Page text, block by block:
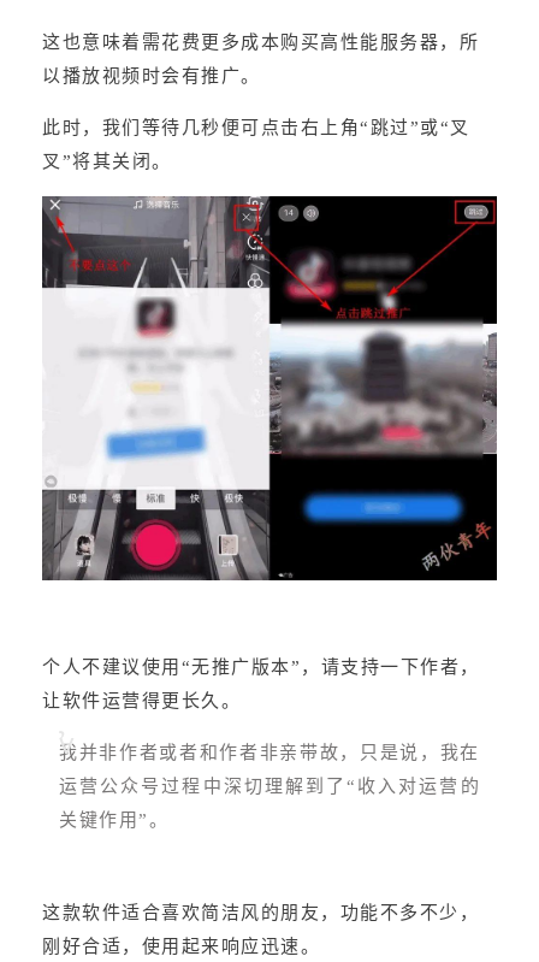
这也意味着需花费更多成本购买高性能服务器，所
以播放视频时会有推广。
此时，我们等待几秒便可点击右上角“跳过”或“叉
叉”将其关闭。
个人不建议使用“无推广版本”，请支持一下作者，
让软件运营得更长久。
我并非作者或者和作者非亲带故，只是说，我在
运营公众号过程中深切理解到了“收入对运营的
关键作用”。
这款软件适合喜欢简洁风的朋友，功能不多不少，
刚好合适，使用起来响应迅速。